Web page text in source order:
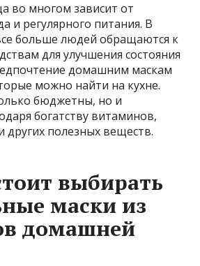
во многом зависит от
и регулярного питания. В
больше людей обращаются к
для улучшения состояния
домашним маскам
можно найти на кухне.
бюджетны, но и
богатству витаминов,
других полезных веществ.
выбирать
маски из
домашней